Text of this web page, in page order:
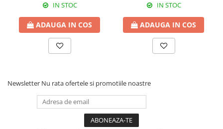
IN STOC
ADAUGA IN COS
IN STOC
ADAUGA IN COS
Newsletter Nu rata ofertele si promotiile noastre